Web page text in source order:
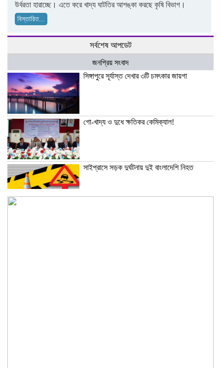
উর্বরতা হারাচ্ছে। এতে করে খাদ্য ঘাটতির আশঙ্কা করছে কৃষি বিভাগ।
বিস্তারিত...
সর্বশেষ আপডেট
জনপ্রিয় সংবাদ
সিঙ্গাপুরে সূর্যাস্ত দেখার ৩টি চমৎকার জায়গা
গো-খাদ্য ও দুধে ক্ষতিকর কেমিক্যাল!
সাইপ্রাসে সড়ক দুর্ঘটনায় দুই বাংলাদেশি নিহত